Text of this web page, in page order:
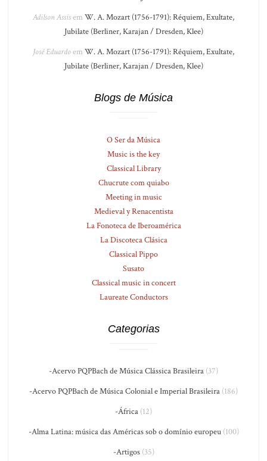
Adilson Assisem W. A. Mozart (1756-1791): Réquiem, Exultate,
Jubilate (Berliner, Karajan / Dresden, Klee)
José Eduardoem W. A. Mozart (1756-1791): Réquiem, Exultate,
Jubilate (Berliner, Karajan / Dresden, Klee)
Blogs de Música
O Ser da Música
Music is the key
Classical Library
Chucrute com quiabo
Meeting in music
Medieval y Renacentista
La Fonoteca de Iberoamérica
La Discoteca Clásica
Classical Pippo
Susato
Classical music in concert
Laureate Conductors
Categorias
-Acervo PQPBach de Música Clássica Brasileira (37)
-Acervo PQPBach de Música Colonial e Imperial Brasileira (186)
-África (12)
-Alma Latina: música das Américas sob o domínio europeu(100)
-Artigos(35)